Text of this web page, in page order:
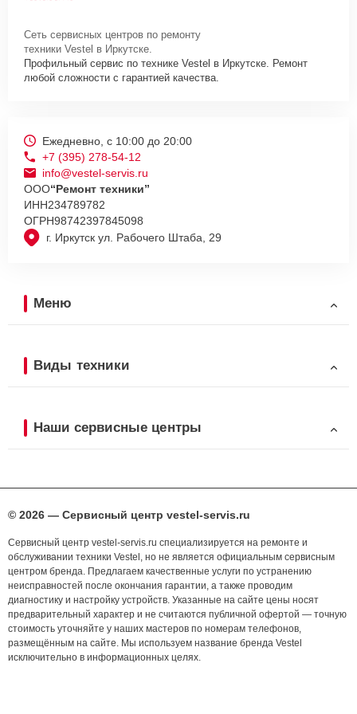
проконсультируют по всем необходимым вопросам, запишут на
диагностику, подскажут с вариантами курьерской доставки или
оформят выезд мастера в удобное время и место.
Сеть сервисных центров по ремонту
техники Vestel в Иркутске.
Профильный сервис по технике Vestel в Иркутске. Ремонт
любой сложности с гарантией качества.
г. Иркутск ул. Рабочего Штаба, 29
Ежедневно, с 10:00 до 20:00
+7 (395) 278-54-12
info@vestel-servis.ru
ООО“Ремонт техники”
ИНН234789782
ОГРН98742397845098
Меню
Виды техники
Наши сервисные центры
© 2026 — Сервисный центр vestel-servis.ru
Сервисный центр vestel-servis.ru специализируется на ремонте и
обслуживании техники Vestel, но не является официальным сервисным
центром бренда. Предлагаем качественные услуги по устранению
неисправностей после окончания гарантии, а также проводим
диагностику и настройку устройств. Указанные на сайте цены носят
предварительный характер и не считаются публичной офертой — точную
стоимость уточняйте у наших мастеров по номерам телефонов,
размещённым на сайте. Мы используем название бренда Vestel
исключительно в информационных целях.